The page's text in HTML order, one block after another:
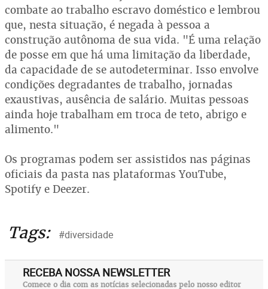
combate ao trabalho escravo doméstico e lembrou
que, nesta situação, é negada à pessoa a
construção autônoma de sua vida. "É uma relação
de posse em que há uma limitação da liberdade,
da capacidade de se autodeterminar. Isso envolve
condições degradantes de trabalho, jornadas
exaustivas, ausência de salário. Muitas pessoas
ainda hoje trabalham em troca de teto, abrigo e
alimento."
Os programas podem ser assistidos nas páginas
oficiais da pasta nas plataformas YouTube,
Spotify e Deezer.
Tags: #diversidade
RECEBA NOSSA NEWSLETTER
Comece o dia com as notícias selecionadas pelo nosso editor